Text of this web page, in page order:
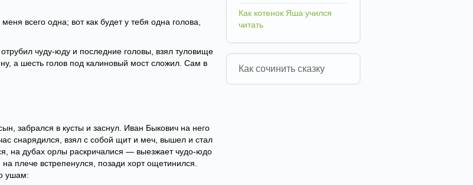
всего одна; вот как будет у тебя одна голова,
чуду-юду и последние головы, взял туловище
а шесть голов под калиновый мост сложил. Сам в
забрался в кусты и заснул. Иван Быкович на него
снарядился, взял с собой щит и меч, вышел и стал
на дубах орлы раскричалися — выезжает чудо-юдо
плече встрепенулся, позади хорт ощетинился.
ушам:
Как котенок Яша учился
читать
Как сочинить сказку